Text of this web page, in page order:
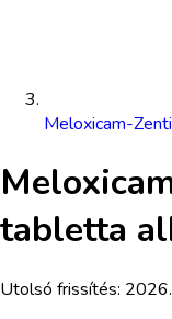
Meloxicam-
tabletta
Utolsó frissítés: